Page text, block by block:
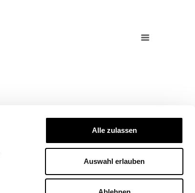
Alle zulassen
Auswahl erlauben